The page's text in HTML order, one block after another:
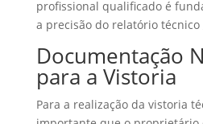
profissional qualificado é
a precisão do relatório técnico
Documentação
para a Vistoria
Para a realização da vistoria